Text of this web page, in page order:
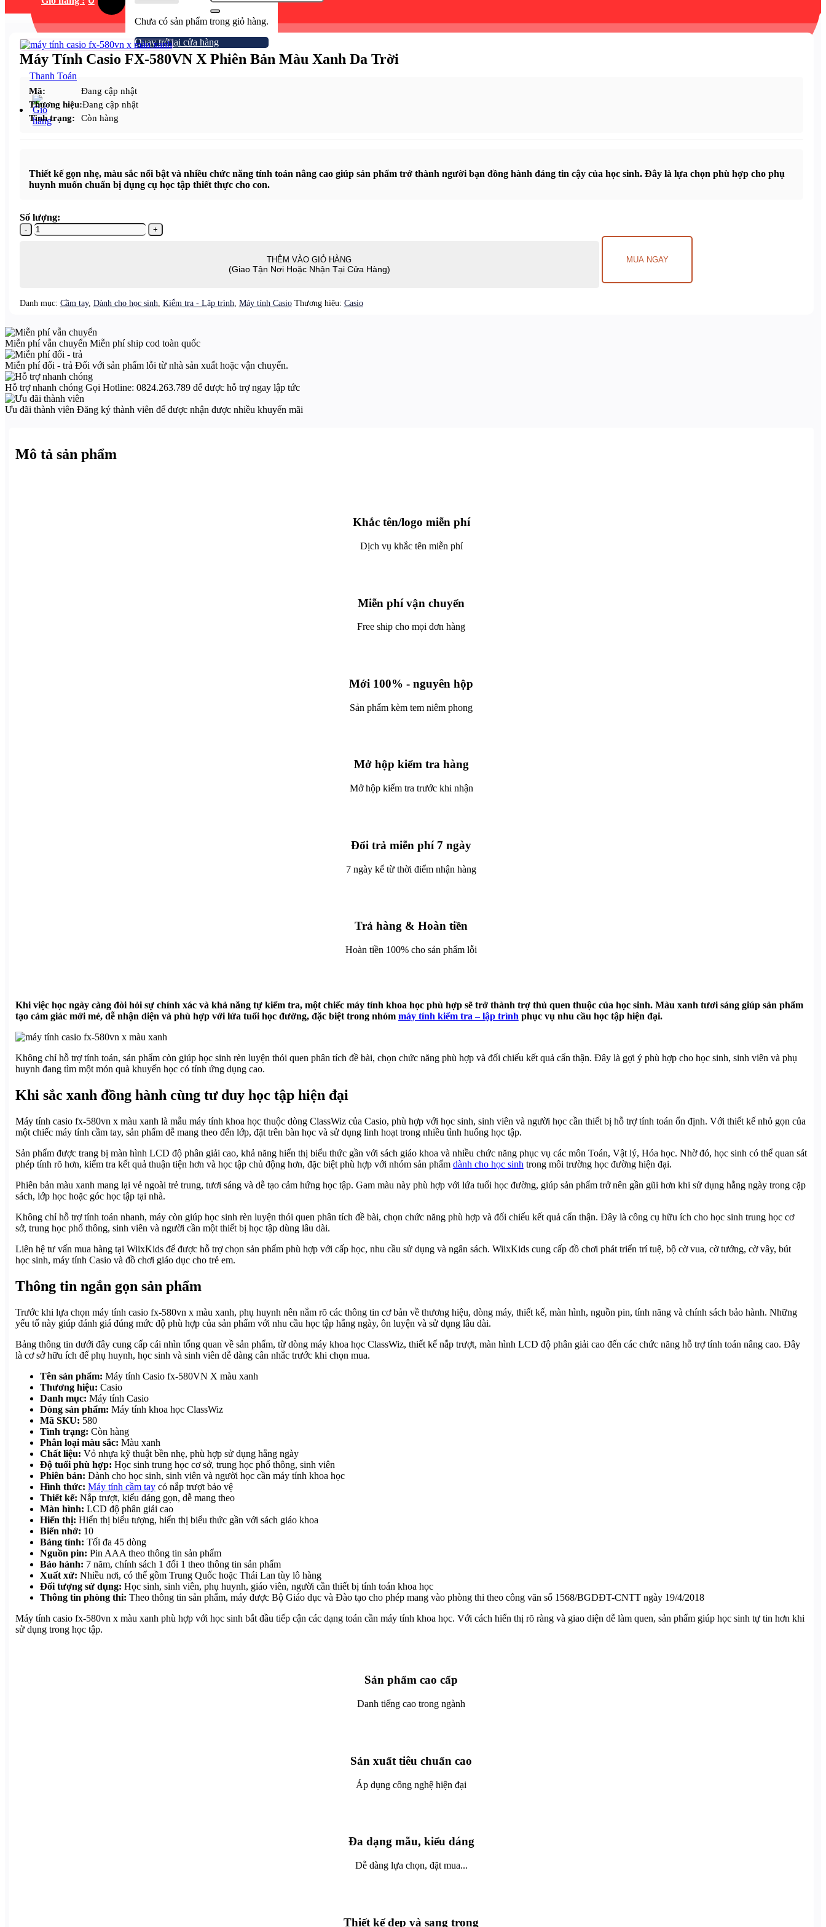
Chưa có sản phẩm trong giỏ hàng.
Quay trở lại cửa hàng
Thanh Toán
Máy Tính Casio FX-580VN X Phiên Bản Màu Xanh Da Trời
Mã:
Đang cập nhật
Thương hiệu:Đang cập nhật
Tình trạng:
Còn hàng
Thiết kế gọn nhẹ, màu sắc nổi bật và nhiều chức năng tính toán nâng cao giúp sản phẩm trở thành người bạn đồng hành đáng tin cậy của học sinh. Đây là lựa chọn phù hợp cho phụ
huynh muốn chuẩn bị dụng cụ học tập thiết thực cho con.
Số lượng:
Máy
Tính
Bản
Xanh
Da
Trời
số
lượng
THÊM VÀO GIỎ HÀNG MUA NGAY
Danh mục: Cầm tay, Dành cho học sinh, Kiểm tra - Lập trình, Máy tính Casio Thương hiệu: Casio
Miễn phí vẫn chuyển Miễn phí ship cod toàn quốc
Miễn phí đổi - trả Đối với sản phẩm lỗi từ nhà sản xuất hoặc vận chuyển.
Hỗ trợ nhanh chóng Gọi Hotline: 0824.263.789 để được hỗ trợ ngay lập tức
Ưu đãi thành viên Đăng ký thành viên để được nhận được nhiều khuyến mãi
Mô tả sản phẩm
Khắc tên/logo miễn phí
Dịch vụ khắc tên miễn phí
Miễn phí vận chuyển
Free ship cho mọi đơn hàng
Mới 100% - nguyên hộp
Sản phẩm kèm tem niêm phong
Mở hộp kiểm tra hàng
Mở hộp kiểm tra trước khi nhận
Đổi trả miễn phí 7 ngày
7 ngày kể từ thời điểm nhận hàng
Trả hàng & Hoàn tiền
Hoàn tiền 100% cho sản phẩm lỗi
Khi việc học ngày càng đòi hỏi sự chính xác và khả năng tự kiểm tra, một chiếc máy tính khoa học phù hợp sẽ trở thành trợ thủ quen thuộc của học sinh. Màu xanh tươi sáng giúp sản phẩm
tạo cảm giác mới mẻ, dễ nhận diện và phù hợp với lứa tuổi học đường, đặc biệt trong nhóm máy tính kiểm tra – lập trình phục vụ nhu cầu học tập hiện đại.
Không chỉ hỗ trợ tính toán, sản phẩm còn giúp học sinh rèn luyện thói quen phân tích đề bài, chọn chức năng phù hợp và đối chiếu kết quả cẩn thận. Đây là gợi ý phù hợp cho học sinh, sinh viên và phụ
huynh đang tìm một món quà khuyến học có tính ứng dụng cao.
Khi sắc xanh đồng hành cùng tư duy học tập hiện đại
Máy tính casio fx-580vn x màu xanh là mẫu máy tính khoa học thuộc dòng ClassWiz của Casio, phù hợp với học sinh, sinh viên và người học cần thiết bị hỗ trợ tính toán ổn định. Với thiết kế nhỏ gọn của
một chiếc máy tính cầm tay, sản phẩm dễ mang theo đến lớp, đặt trên bàn học và sử dụng linh hoạt trong nhiều tình huống học tập.
Sản phẩm được trang bị màn hình LCD độ phân giải cao, khả năng hiển thị biểu thức gần với sách giáo khoa và nhiều chức năng phục vụ các môn Toán, Vật lý, Hóa học. Nhờ đó, học sinh có thể quan sát
phép tính rõ hơn, kiểm tra kết quả thuận tiện hơn và học tập chủ động hơn, đặc biệt phù hợp với nhóm sản phẩm dành cho học sinh trong môi trường học đường hiện đại.
Phiên bản màu xanh mang lại vẻ ngoài trẻ trung, tươi sáng và dễ tạo cảm hứng học tập. Gam màu này phù hợp với lứa tuổi học đường, giúp sản phẩm trở nên gần gũi hơn khi sử dụng hằng ngày trong cặp
sách, lớp học hoặc góc học tập tại nhà.
Không chỉ hỗ trợ tính toán nhanh, máy còn giúp học sinh rèn luyện thói quen phân tích đề bài, chọn chức năng phù hợp và đối chiếu kết quả cẩn thận. Đây là công cụ hữu ích cho học sinh trung học cơ
sở, trung học phổ thông, sinh viên và người cần một thiết bị học tập dùng lâu dài.
Liên hệ tư vấn mua hàng tại WiixKids để được hỗ trợ chọn sản phẩm phù hợp với cấp học, nhu cầu sử dụng và ngân sách. WiixKids cung cấp đồ chơi phát triển trí tuệ, bộ cờ vua, cờ tướng, cờ vây, bút
học sinh, máy tính Casio và đồ chơi giáo dục cho trẻ em.
Thông tin ngắn gọn sản phẩm
Trước khi lựa chọn máy tính casio fx-580vn x màu xanh, phụ huynh nên nắm rõ các thông tin cơ bản về thương hiệu, dòng máy, thiết kế, màn hình, nguồn pin, tính năng và chính sách bảo hành. Những
yếu tố này giúp đánh giá đúng mức độ phù hợp của sản phẩm với nhu cầu học tập hằng ngày, ôn luyện và sử dụng lâu dài.
Bảng thông tin dưới đây cung cấp cái nhìn tổng quan về sản phẩm, từ dòng máy khoa học ClassWiz, thiết kế nắp trượt, màn hình LCD độ phân giải cao đến các chức năng hỗ trợ tính toán nâng cao. Đây
là cơ sở hữu ích để phụ huynh, học sinh và sinh viên dễ dàng cân nhắc trước khi chọn mua.
Tên sản phẩm: Máy tính Casio fx-580VN X màu xanh
Thương hiệu: Casio
Danh mục: Máy tính Casio
Dòng sản phẩm: Máy tính khoa học ClassWiz
Mã SKU: 580
Tình trạng: Còn hàng
Phân loại màu sắc: Màu xanh
Chất liệu: Vỏ nhựa kỹ thuật bền nhẹ, phù hợp sử dụng hằng ngày
Độ tuổi phù hợp: Học sinh trung học cơ sở, trung học phổ thông, sinh viên
Phiên bản: Dành cho học sinh, sinh viên và người học cần máy tính khoa học
Hình thức: Máy tính cầm taycó nắp trượt bảo vệ
Thiết kế: Nắp trượt, kiểu dáng gọn, dễ mang theo
Màn hình: LCD độ phân giải cao
Hiển thị: Hiển thị biểu tượng, hiển thị biểu thức gần với sách giáo khoa
Biến nhớ: 10
Bảng tính: Tối đa 45 dòng
Nguồn pin: Pin AAA theo thông tin sản phẩm
Bảo hành: 7 năm, chính sách 1 đổi 1 theo thông tin sản phẩm
Xuất xứ: Nhiều nơi, có thể gồm Trung Quốc hoặc Thái Lan tùy lô hàng
Đối tượng sử dụng: Học sinh, sinh viên, phụ huynh, giáo viên, người cần thiết bị tính toán khoa học
Thông tin phòng thi: Theo thông tin sản phẩm, máy được Bộ Giáo dục và Đào tạo cho phép mang vào phòng thi theo công văn số 1568/BGDĐT-CNTT ngày 19/4/2018
Máy tính casio fx-580vn x màu xanh phù hợp với học sinh bắt đầu tiếp cận các dạng toán cần máy tính khoa học. Với cách hiển thị rõ ràng và giao diện dễ làm quen, sản phẩm giúp học sinh tự tin hơn khi
sử dụng trong học tập.
Sản phẩm cao cấp
Danh tiếng cao trong ngành
Sản xuất tiêu chuẩn cao
Áp dụng công nghệ hiện đại
Đa dạng mẫu, kiểu dáng
Dễ dàng lựa chọn, đặt mua...
Thiết kế đẹp và sang trọng